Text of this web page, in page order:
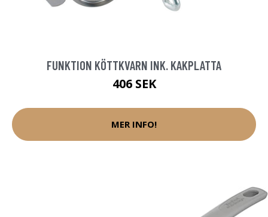
FUNKTION KÖTTKVARN INK. KAKPLATTA
406 SEK
MER INFO!